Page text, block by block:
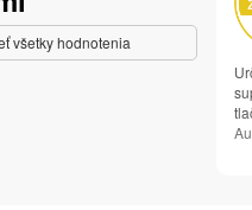
všetky hodnotenia